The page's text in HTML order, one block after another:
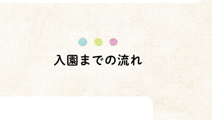
入園までの流れ